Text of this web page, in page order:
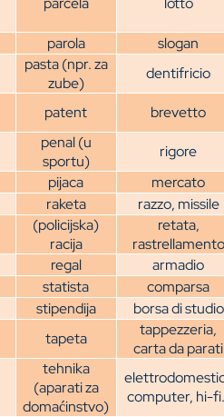
parola
slogan
pasta (npr. za
zube)
dentifricio
patent brevetto
penal (u
sportu)
rigore
pijaca
mercato
raketa
razzo, missile
(policijska)
racija
retata,
rastrellamento
regal
armadio
statista
comparsa
stipendija
borsa di studio
tapeta
tappezzeria,
carta da parati
tehnika
(aparati za
domaćinstvo)
computer, hi-